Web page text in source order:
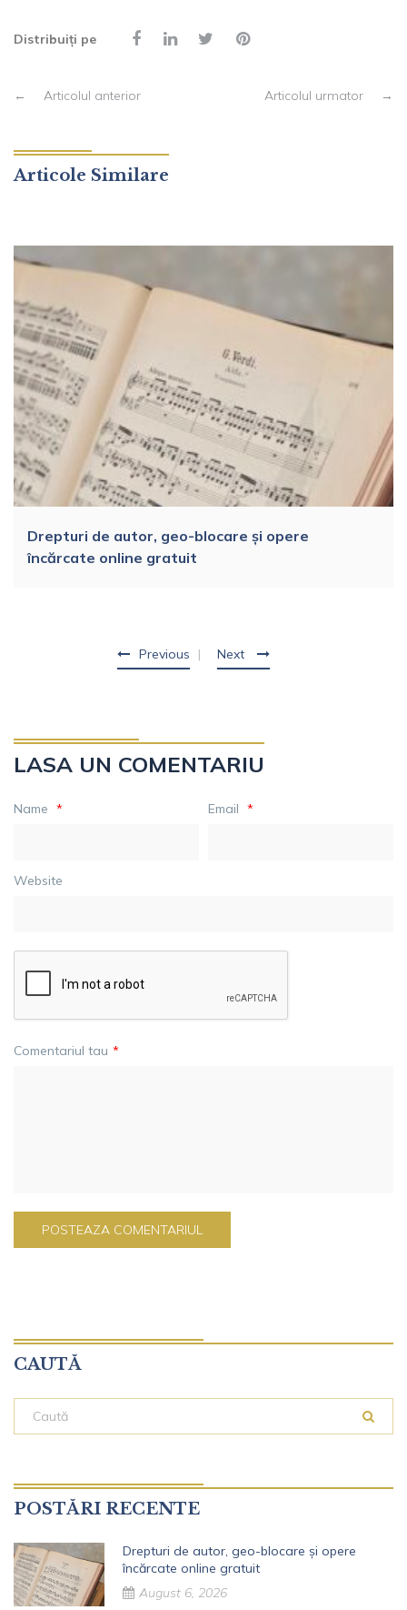
Distribuiți pe
← Articolul anterior Articolul urmator →
Previous
Articole Similare
Drepturi de autor, geo-blocare și opere
încărcate online gratuit
Next
LASA UN COMENTARIU
Name * Email *
Website
Comentariul tau *
CAUTĂ
POSTĂRI RECENTE
Drepturi de autor, geo-blocare și opere
încărcate online gratuit
August 6, 2026